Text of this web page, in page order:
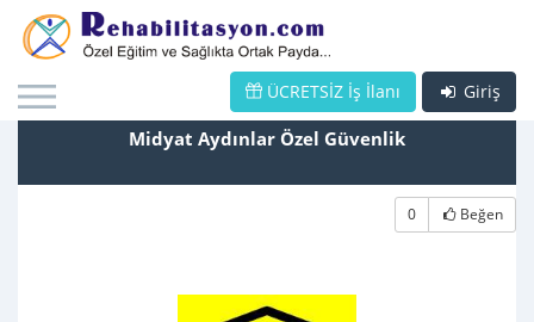
Giriş
ÜCRETSİZ İş İlanı
Midyat Aydınlar Özel Güvenlik
0 Beğen